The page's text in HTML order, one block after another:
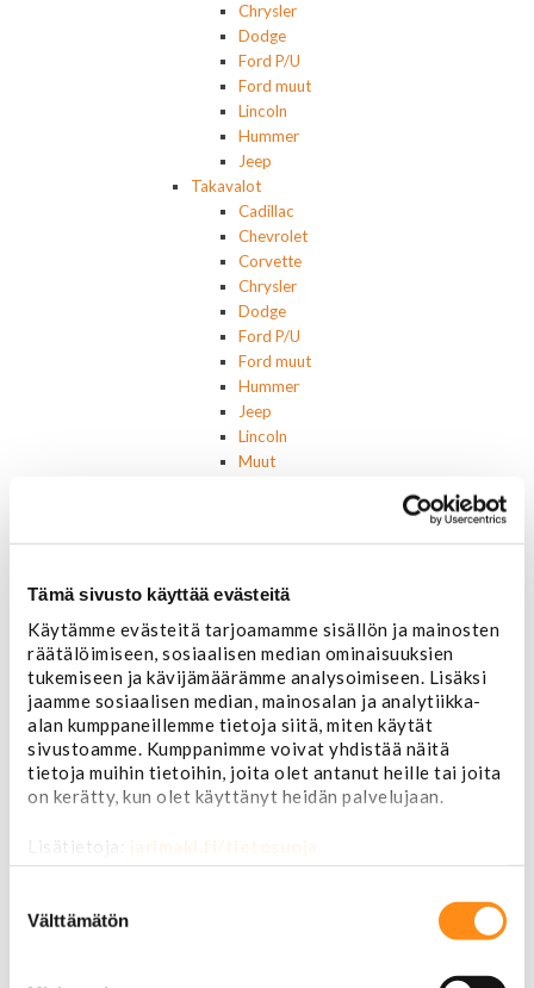
Tämä sivusto käyttää evästeitä
Käytämme evästeitä tarjoamamme sisällön ja mainosten
räätälöimiseen, sosiaalisen median ominaisuuksien
tukemiseen ja kävijämäärämme analysoimiseen. Lisäksi
jaamme sosiaalisen median, mainosalan ja analytiikka-
alan kumppaneillemme tietoja siitä, miten käytät
sivustoamme. Kumppanimme voivat yhdistää näitä
tietoja muihin tietoihin, joita olet antanut heille tai joita
on kerätty, kun olet käyttänyt heidän palvelujaan.
Lisätietoja: jarimaki.fi/tietosuoja
valinta
Välttämätön
Chrysler
Dodge
Ford P/U
Ford muut
Lincoln
Hummer
Jeep
Takavalot
Cadillac
Chevrolet
Corvette
Chrysler
Dodge
Ford P/U
Ford muut
Hummer
Jeep
Lincoln
Muut
Sähköosat
Lasinnostin- ja keskuslukon moottorit
Laturit ja laturin osat
Laturit
Laturin osat
Lämmitys ja ilmastointi
Etuvastukset
Kennot
Kompressorit ja osat
Käyttöpaneelit / kytkimet
Moottorit